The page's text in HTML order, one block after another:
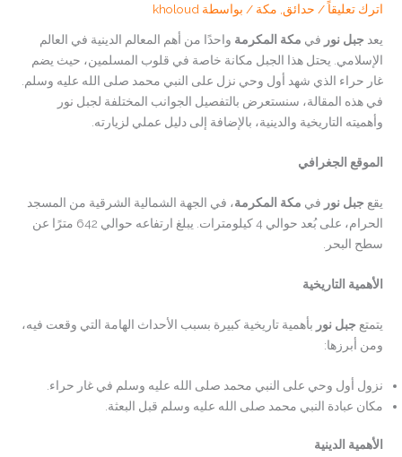
اترك تعليقاً/ حدائق مكة / بواسطة kholoud
يعد جبل نور في مكة المكرمة واحدًا من أهم المعالم الدينية في العالم
الإسلامي. يحتل هذا الجبل مكانة خاصة في قلوب المسلمين، حيث يضم
غار حراء الذي شهد أول وحي نزل على النبي محمد صلى الله عليه وسلم.
في هذه المقالة، سنستعرض بالتفصيل الجوانب المختلفة لجبل نور
وأهميته التاريخية والدينية، بالإضافة إلى دليل عملي لزيارته.
الموقع الجغرافي
يقع جبل نور في مكة المكرمة، في الجهة الشمالية الشرقية من المسجد
الحرام، على بُعد حوالي 4 كيلومترات. يبلغ ارتفاعه حوالي 642 مترًا عن
سطح البحر.
الأهمية التاريخية
يتمتع جبل نور بأهمية تاريخية كبيرة بسبب الأحداث الهامة التي وقعت فيه،
ومن أبرزها:
نزول أول وحي على النبي محمد صلى الله عليه وسلم في غار حراء.
مكان عبادة النبي محمد صلى الله عليه وسلم قبل البعثة.
الأهمية الدينية